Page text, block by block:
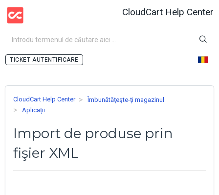
CloudCart Help Center
AUTENTIFICARE
CloudCart Help Center
Îmbunătăţeşte-ţi magazinul
Aplicații
Import de produse prin
fişier XML